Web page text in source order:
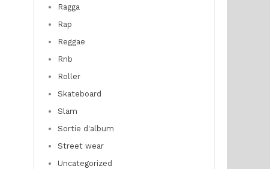
Ragga
Rap
Reggae
Rnb
Roller
Skateboard
Slam
Sortie d'album
Street wear
Uncategorized